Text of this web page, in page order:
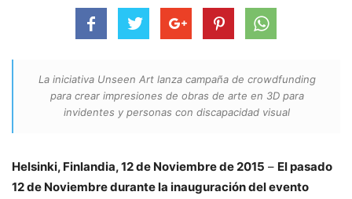
La iniciativa Unseen Art lanza campaña de crowdfunding
para crear impresiones de obras de arte en 3D para
invidentes y personas con discapacidad visual
Helsinki, Finlandia, 12 de Noviembre de 2015 – El pasado
12 de Noviembre durante la inauguración del evento